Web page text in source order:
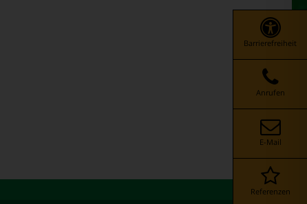
Barrierefreiheit
Anrufen
E-Mail
Referenzen